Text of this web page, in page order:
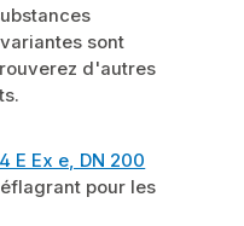
sont
d'autres
E Ex e, DN 200
pour les